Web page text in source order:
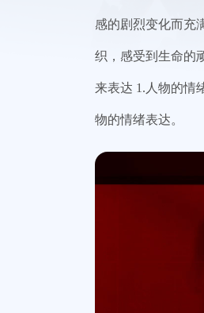
感的剧烈变化而充
织，感受到生命的
来表达 1.人物的情
物的情绪表达。